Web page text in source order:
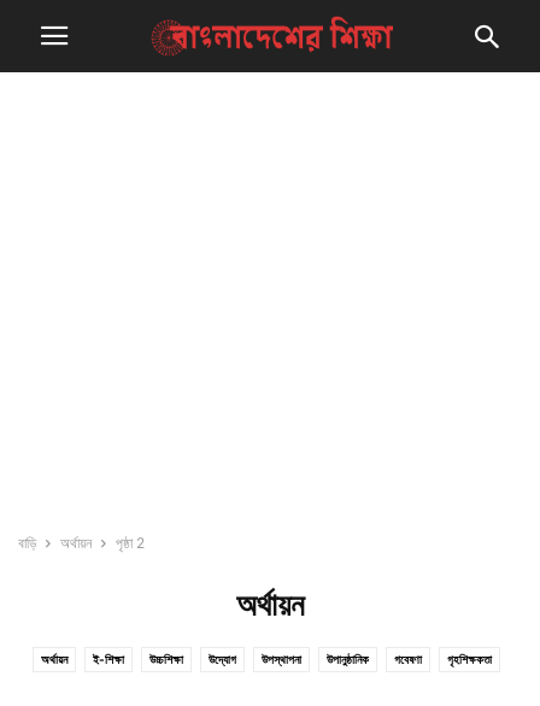
বাড়ি অর্থায়ন পৃষ্ঠা 2
অর্থায়ন
অর্থায়ন ই-শিক্ষা উচ্চশিক্ষা উদ্যোগ উপস্থাপনা উপানুষ্ঠানিক গবেষণা গৃহশিক্ষকতা